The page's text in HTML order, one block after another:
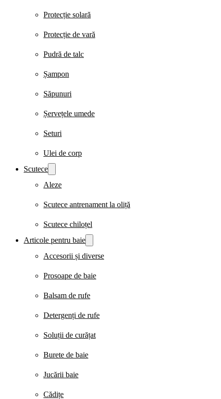
Protecție solară
Protecție de vară
Pudră de talc
Șampon
Săpunuri
Șervețele umede
Seturi
Ulei de corp
Scutece
Aleze
Scutece antrenament la oliță
Scutece chiloțel
Articole pentru baie
Accesorii și diverse
Prosoape de baie
Balsam de rufe
Detergenți de rufe
Soluții de curățat
Burete de baie
Jucării baie
Cădițe